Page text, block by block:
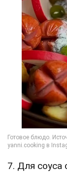
7. Для соуса